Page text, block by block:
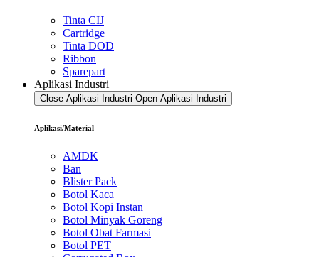
Tinta CIJ
Cartridge
Tinta DOD
Ribbon
Sparepart
Aplikasi Industri
Close Aplikasi Industri Open Aplikasi Industri
Aplikasi/Material
AMDK
Ban
Blister Pack
Botol Kaca
Botol Kopi Instan
Botol Minyak Goreng
Botol Obat Farmasi
Botol PET